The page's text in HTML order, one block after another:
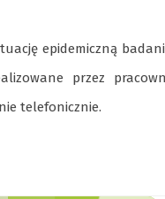
epidemiczną
przez
telefonicznie.